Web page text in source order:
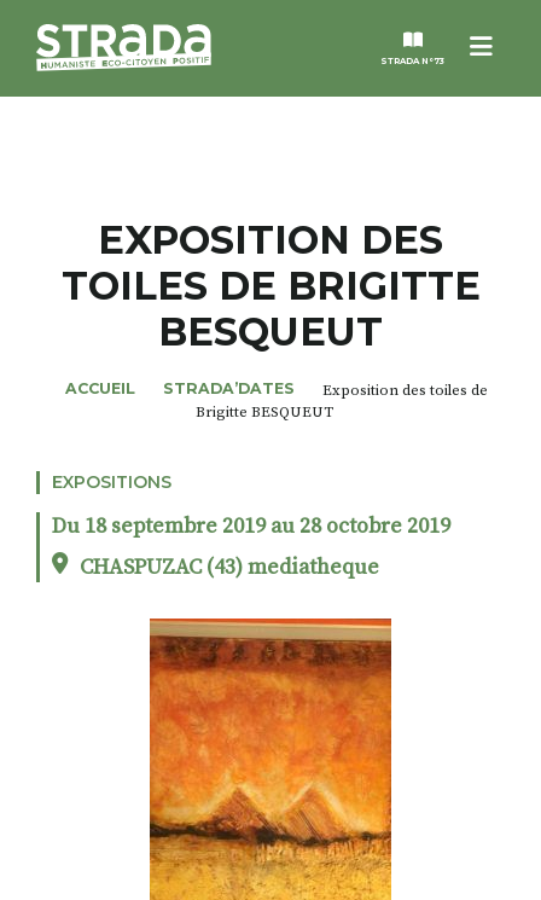
Menu
STRADA N°73
MAGAZINES
NOS THÈMES
RECHERCHER
S'ABONNER
S'INSCRIRE À LA NEWSLETTER
FACEBOOKINSTAGRAM
LINKEDINYOUTUBE
EXPOSITION DES
TOILES DE BRIGITTE
BESQUEUT
ACCUEIL STRADA’DATES
Exposition des toiles de
Brigitte BESQUEUT
EXPOSITIONS
Du 18 septembre 2019 au 28 octobre 2019
CHASPUZAC (43) mediatheque